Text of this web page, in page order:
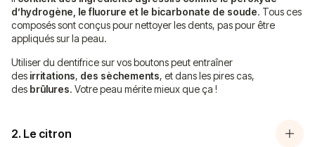
d’hydrogène, le fluorure et le bicarbonate de soude. Tous ces
composés sont conçus pour nettoyer les dents, pas pour être
appliqués sur la peau.
Utiliser du dentifrice sur vos boutons peut entraîner
des irritations, des sèchements, et dans les pires cas,
des brûlures. Votre peau mérite mieux que ça !
2. Le citron